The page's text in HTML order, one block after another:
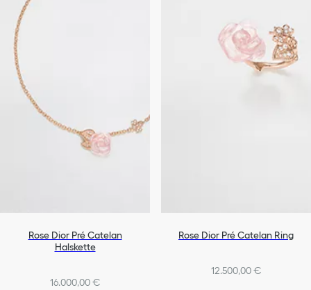
Rose Dior Pré Catelan
Halskette
16.000,00 €
Rose Dior Pré Catelan Ring
12.500,00 €